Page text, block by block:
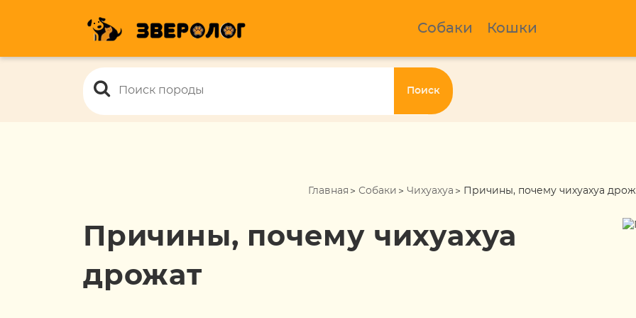
Собаки Кошки
Поиск
Главная Собаки Чихуахуа Причины, почему чихуахуа
Причины, почему чихуахуа
дрожат